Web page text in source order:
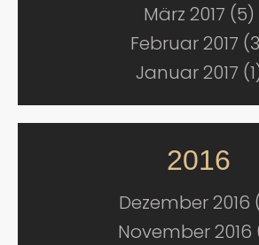
März 2017 (5)
Februar 2017
Januar 2017
2016
Dezember 2016
November 2016